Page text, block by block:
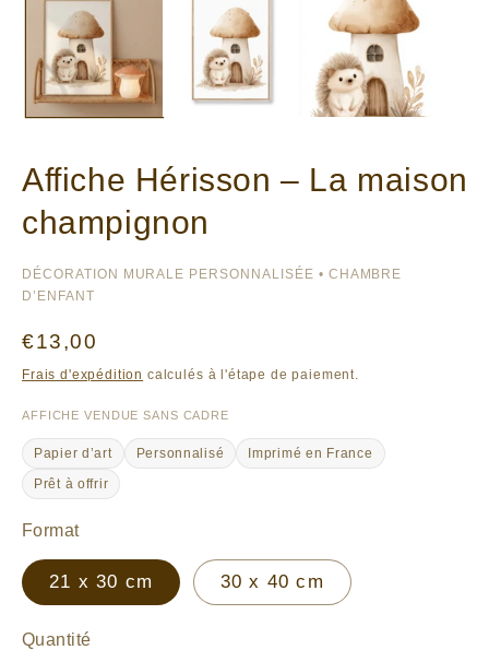
Affiche Hérisson – La maison
champignon
DÉCORATION MURALE PERSONNALISÉE • CHAMBRE
D’ENFANT
Prix
habituel
€13,00
Frais d'expédition calculés à l'étape de paiement.
AFFICHE VENDUE SANS CADRE
Papier d’art Personnalisé
Imprimé en France
Prêt à offrir
Format
21 x 30 cm 30 x 40 cm
Quantité